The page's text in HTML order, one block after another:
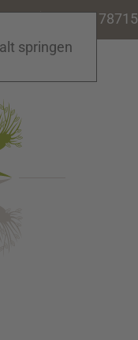
springen
02821 78715